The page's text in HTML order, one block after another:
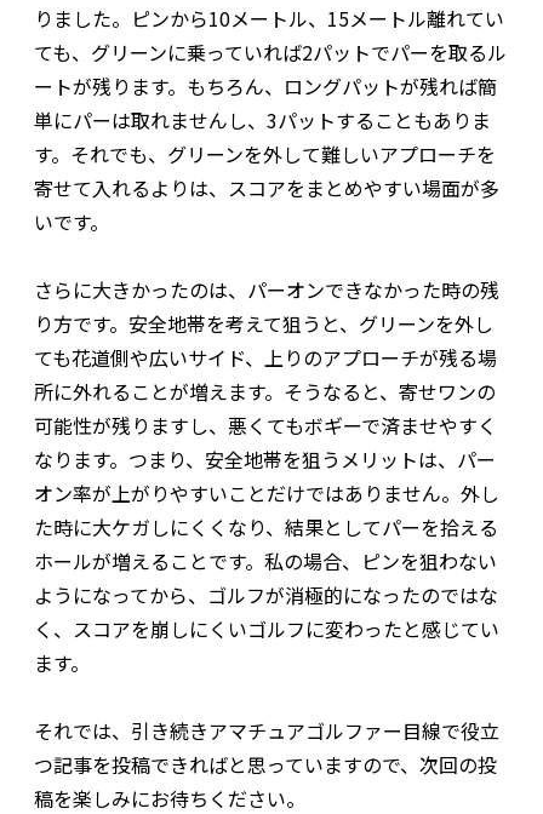
りました。ピンから10メートル、15メートル離れてい
ても、グリーンに乗っていれば2パットでパーを取るル
ートが残ります。もちろん、ロングパットが残れば簡
単にパーは取れませんし、3パットすることもありま
す。それでも、グリーンを外して難しいアプローチを
寄せて入れるよりは、スコアをまとめやすい場面が多
いです。
さらに大きかったのは、パーオンできなかった時の残
り方です。安全地帯を考えて狙うと、グリーンを外し
ても花道側や広いサイド、上りのアプローチが残る場
所に外れることが増えます。そうなると、寄せワンの
可能性が残りますし、悪くてもボギーで済ませやすく
なります。つまり、安全地帯を狙うメリットは、パー
オン率が上がりやすいことだけではありません。外し
た時に大ケガしにくくなり、結果としてパーを拾える
ホールが増えることです。私の場合、ピンを狙わない
ようになってから、ゴルフが消極的になったのではな
く、スコアを崩しにくいゴルフに変わったと感じてい
ます。
それでは、引き続きアマチュアゴルファー目線で役立
つ記事を投稿できればと思っていますので、次回の投
稿を楽しみにお待ちください。